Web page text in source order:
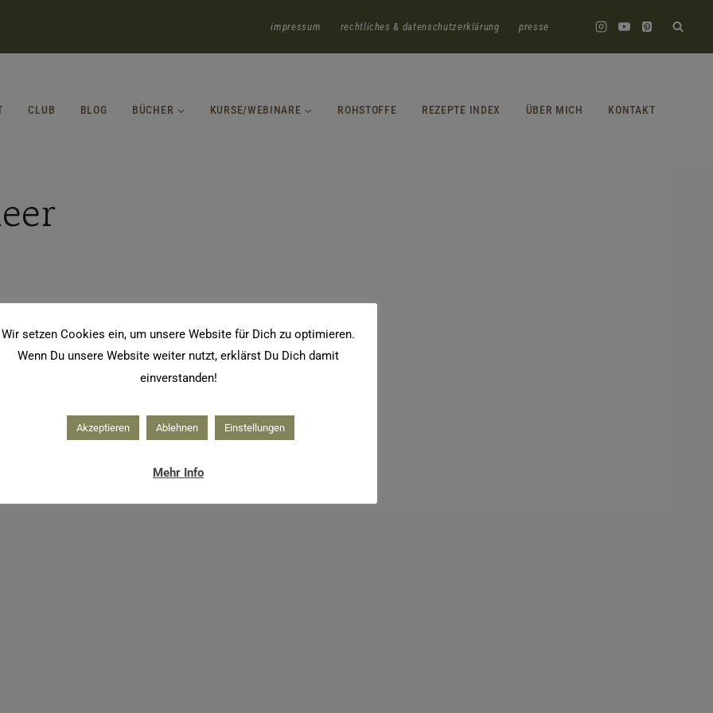
impressum rechtliches & datenschutzerklärung presse
CLUB BLOG BÜCHER KURSE/WEBINARE ROHSTOFFE REZEPTE INDEX ÜBER MICH KONTAKT
Wir setzen Cookies ein, um unsere Website für Dich zu optimieren.
Wenn Du unsere Website weiter nutzt, erklärst Du Dich damit
einverstanden!
Akzeptieren Ablehnen Einstellungen
Mehr Info